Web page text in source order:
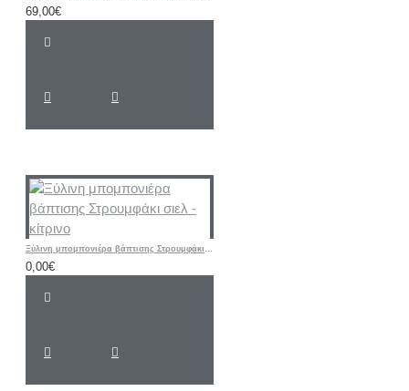
69,00€
Ξύλινη μπομπονιέρα βάπτισης Στρουμφάκι σιελ - κίτρινο
0,00€